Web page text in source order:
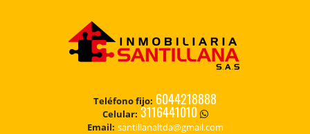
Teléfono fijo: 6044218888
Celular: 3116441010
Email: santillanaltda@gmail.com